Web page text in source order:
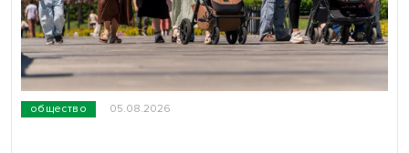
общество 05.08.2026